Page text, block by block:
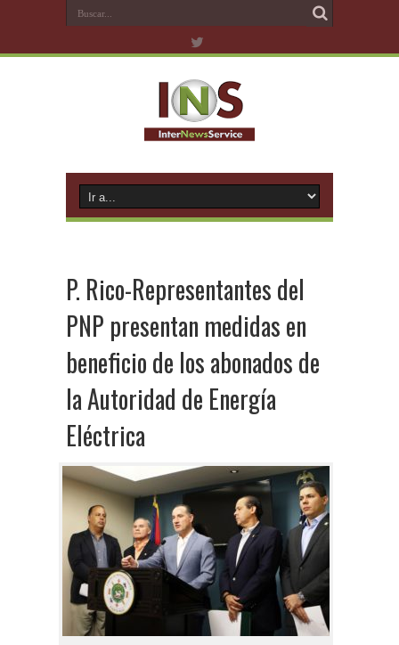
P. Rico-Representantes del
PNP presentan medidas en
beneficio de los abonados de
la Autoridad de Energía
Eléctrica